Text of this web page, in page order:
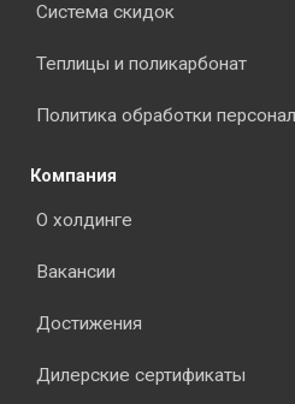
Система скидок
Теплицы и поликарбонат
Политика обработки
Компания
О холдинге
Вакансии
Достижения
Дилерские сертификаты